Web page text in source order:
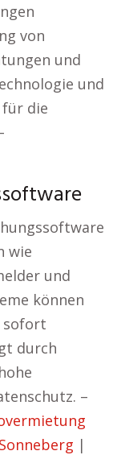
von
und
und
die
wie
und
können
sofort
durch
–
|